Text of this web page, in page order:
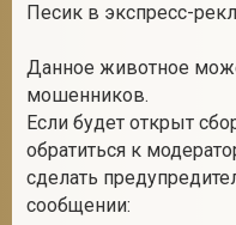
Песик в экспресс-
Данное животное
мошенников.
Если будет открыт
обратиться к
сделать
сообщении: